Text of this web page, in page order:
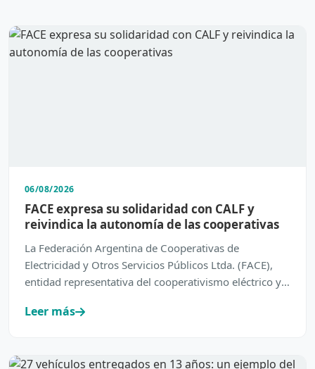
06/08/2026
FACE expresa su solidaridad con CALF y
reivindica la autonomía de las cooperativas
La Federación Argentina de Cooperativas de
Electricidad y Otros Servicios Públicos Ltda. (FACE),
entidad representativa del cooperativismo eléctrico y
Leer más